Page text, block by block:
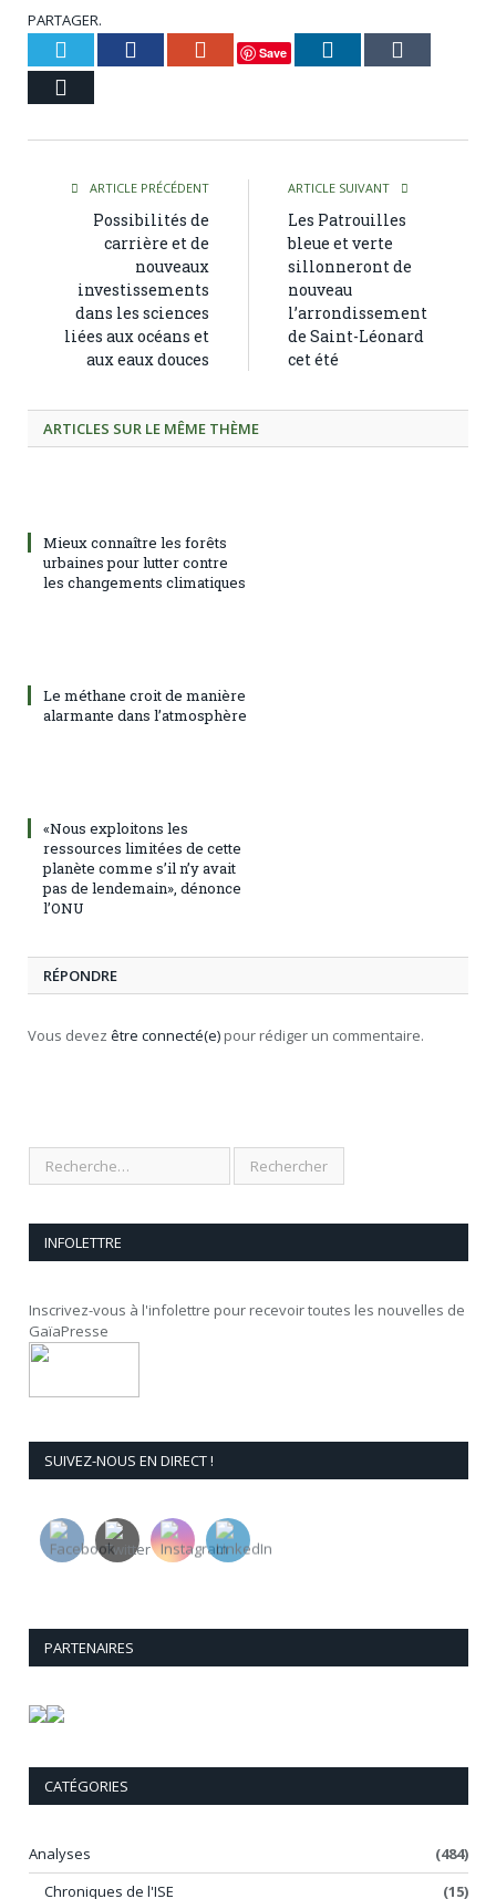
PARTAGER.
Twitter Facebook Google+
Save LinkedIn
ARTICLE PRÉCÉDENT
Possibilités de
carrière et de
nouveaux
investissements
dans les sciences
liées aux océans et
aux eaux douces
ARTICLE SUIVANT
Les Patrouilles
bleue et verte
sillonneront de
nouveau
l’arrondissement
de Saint-Léonard
cet été
ARTICLES SUR LE MÊME THÈME
Mieux connaître les forêts
urbaines pour lutter contre
les changements climatiques
Le méthane croit de manière
alarmante dans l’atmosphère
«Nous exploitons les
ressources limitées de cette
planète comme s’il n’y avait
pas de lendemain», dénonce
l’ONU
RÉPONDRE
Vous devez être connecté(e) pour rédiger un commentaire.
INFOLETTRE
Inscrivez-vous à l'infolettre pour recevoir toutes les nouvelles de
GaïaPresse
SUIVEZ-NOUS EN DIRECT !
PARTENAIRES
CATÉGORIES
Analyses
(484)
Chroniques de l'ISE
(15)